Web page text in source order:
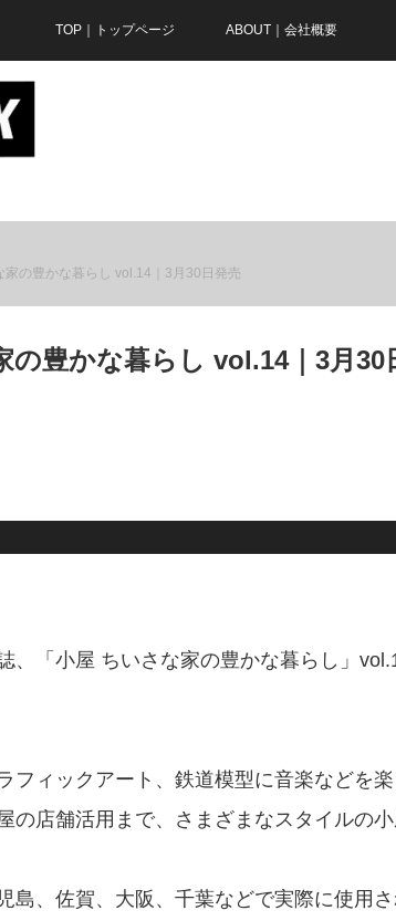
TOP｜トップページ ABOUT｜会社概要
家の豊かな暮らし vol.14｜3月30日発売
の豊かな暮らし vol.14｜3月30
、「小屋 ちいさな家の豊かな暮らし」
フィックアート、鉄道模型に音楽などを
の店舗活用まで、さまざまなスタイルの小
島、佐賀、大阪、千葉などで実際に使用さ